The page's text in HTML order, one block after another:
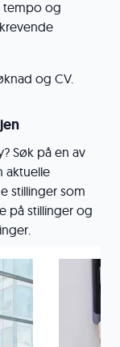
tempo og
og CV.
Søk på en av
aktuelle
stillinger som
på stillinger og